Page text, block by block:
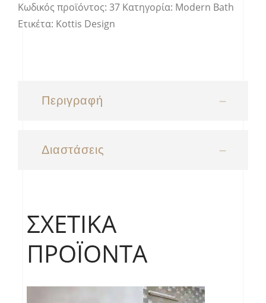
Κωδικός προϊόντος: 37 Κατηγορία: Modern Bath
Ετικέτα: Kottis Design
Περιγραφή
Διαστάσεις
ΣΧΕΤΙΚΆ
ΠΡΟΪΌΝΤΑ